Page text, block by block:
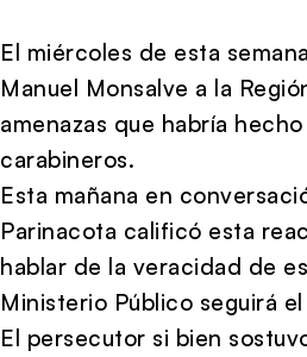
El miércoles de esta
Manuel Monsalve a la
amenazas que habría
carabineros.
Esta mañana en
Parinacota calificó esta
hablar de la veracidad de
Ministerio Público seguirá
El persecutor si bien